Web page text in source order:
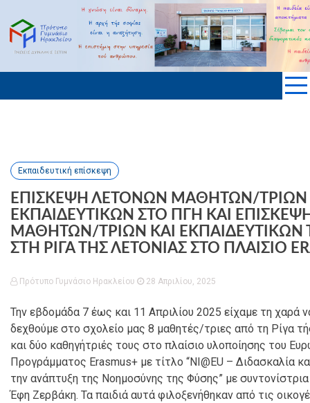
content ΠΡΟΤΥΠΟ ΓΥΜΝΑΣΙΟ ΗΡΑΚΛΕΙΟΥ
KΡΗΤΗΣ
Εκπαιδευτική επίσκεψη
ΕΠΙΣΚΕΨΗ ΛΕΤΟΝΩΝ ΜΑΘΗΤΩΝ/ΤΡΙΩΝ
ΕΚΠΑΙΔΕΥΤΙΚΩΝ ΣΤΟ ΠΓΗ ΚΑΙ
ΜΑΘΗΤΩΝ/ΤΡΙΩΝ ΚΑΙ ΕΚΠΑΙΔΕΥΤΙΚΩΝ
ΣΤΗ ΡΙΓΑ ΤΗΣ ΛΕΤΟΝΙΑΣ ΣΤΟ ΠΛΑIΣΙΟ
Πρότυπο Γυμνάσιο Ηρακλείου 28 Απριλίου, 2025
Την εβδομάδα 7 έως και 11 Απριλίου 2025 είχαμε τη χαρά
δεχθούμε στο σχολείο μας 8 μαθητές/τριες από τη Ρίγα
και δύο καθηγήτριές τους στο πλαίσιο υλοποίησης του
Προγράμματος Erasmus+ με τίτλο “NI@EU – Διδασκαλία
την ανάπτυξη της Νοημοσύνης της Φύσης” με
Έφη Ζερβάκη. Τα παιδιά αυτά φιλοξενήθηκαν από τις